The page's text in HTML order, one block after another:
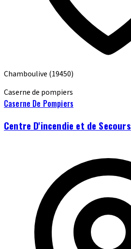
Chamboulive (19450)
Caserne de pompiers
Caserne De Pompiers
Centre D'incendie et de Secours